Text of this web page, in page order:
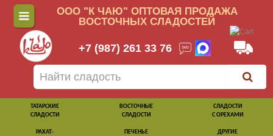
ООО "К ЧАЮ" ОПТОВАЯ ПРОДАЖА
ВОСТОЧНЫХ СЛАДОСТЕЙ
+7 (987) 261 33 76
ТАТАРСКИЕ
СЛАДОСТИ
ВОСТОЧНЫЕ
СЛАДОСТИ
СЛАДОСТИ
С ОРЕХАМИ
РАХАТ-
ПЕЧЕНЬЕ
ДРУГИЕ